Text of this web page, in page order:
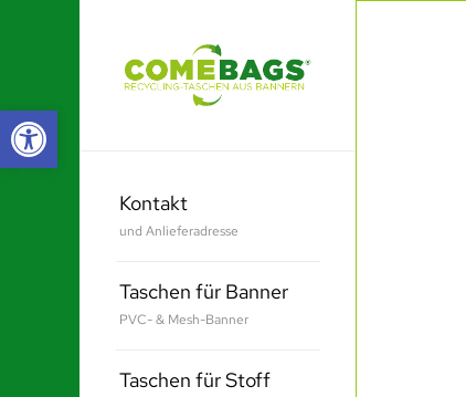
Werkzeugleiste öffnen
Kontakt
und Anlieferadresse
Taschen für Banner
PVC- & Mesh-Banner
Taschen für Stoff